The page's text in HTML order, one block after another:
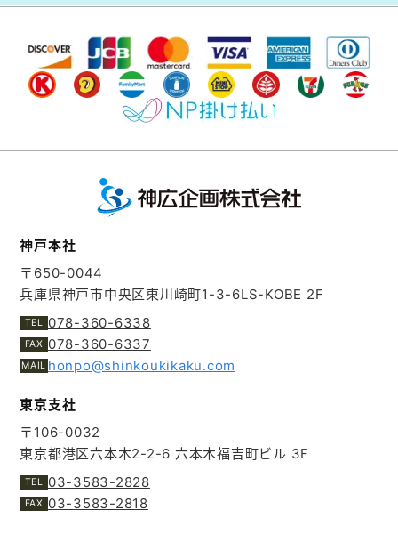
神戸本社
〒650-0044
兵庫県神戸市中央区東川崎町1-3-6LS-KOBE 2F
078-360-6338
078-360-6337
honpo@shinkoukikaku.com
東京支社
〒106-0032
東京都港区六本木2-2-6 六本木福吉町ビル 3F
03-3583-2828
03-3583-2818